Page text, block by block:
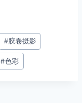
#胶卷摄影
#色彩